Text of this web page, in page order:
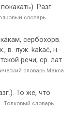
Разг.
словарь
сербохорв.
в.-луж. kakać, н.-
речи; ср. лат.
словарь Макса
То же, что
Толковый словарь